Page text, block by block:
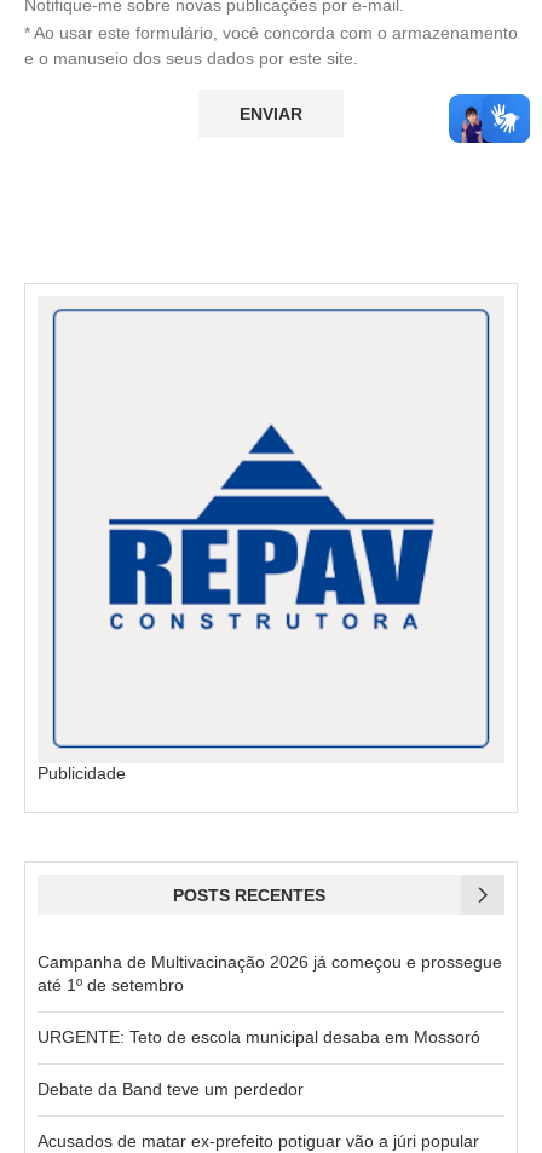
Notifique-me sobre novas publicações por e-mail.
* Ao usar este formulário, você concorda com o armazenamento
e o manuseio dos seus dados por este site.
Publicidade
POSTS RECENTES
Campanha de Multivacinação 2026 já começou e prossegue
até 1º de setembro
URGENTE: Teto de escola municipal desaba em Mossoró
Debate da Band teve um perdedor
Acusados de matar ex-prefeito potiguar vão a júri popular